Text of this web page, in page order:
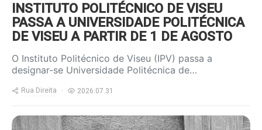
INSTITUTO POLITÉCNICO DE VISEU
PASSA A UNIVERSIDADE POLITÉCNICA
DE VISEU A PARTIR DE 1 DE AGOSTO
O Instituto Politécnico de Viseu (IPV) passa a
designar-se Universidade Politécnica de…
Rua Direita 2026.07.31
https://www.ruadireita.pt/wp-